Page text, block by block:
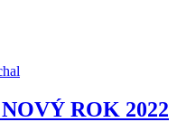
ROK 2022